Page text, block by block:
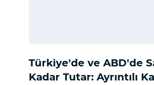
Türkiye'de ve ABD'de
Kadar Tutar: Ayrıntılı